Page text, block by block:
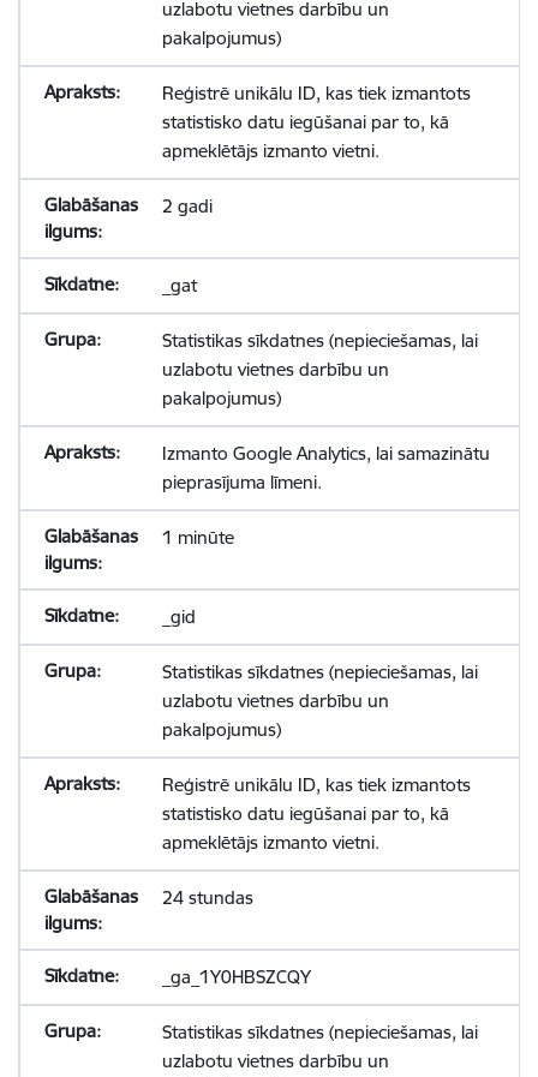
uzlabotu vietnes darbību un
pakalpojumus)
Reģistrē unikālu ID, kas tiek izmantots
statistisko datu iegūšanai par to, kā
apmeklētājs izmanto vietni.
2 gadi
_gat
Statistikas sīkdatnes (nepieciešamas, lai
uzlabotu vietnes darbību un
pakalpojumus)
Izmanto Google Analytics, lai samazinātu
pieprasījuma līmeni.
1 minūte
_gid
Statistikas sīkdatnes (nepieciešamas, lai
uzlabotu vietnes darbību un
pakalpojumus)
Reģistrē unikālu ID, kas tiek izmantots
statistisko datu iegūšanai par to, kā
apmeklētājs izmanto vietni.
24 stundas
_ga_1Y0HBSZCQY
Statistikas sīkdatnes (nepieciešamas, lai
uzlabotu vietnes darbību un